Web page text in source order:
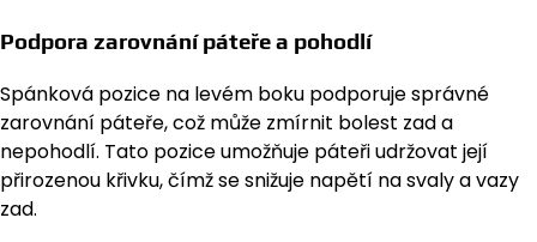
Podpora zarovnání páteře a pohodlí
Spánková pozice na levém boku podporuje správné
zarovnání páteře, což může zmírnit bolest zad a
nepohodlí. Tato pozice umožňuje páteři udržovat její
přirozenou křivku, čímž se snižuje napětí na svaly a vazy
zad.